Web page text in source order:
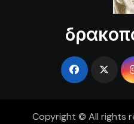
Copyright © All rights